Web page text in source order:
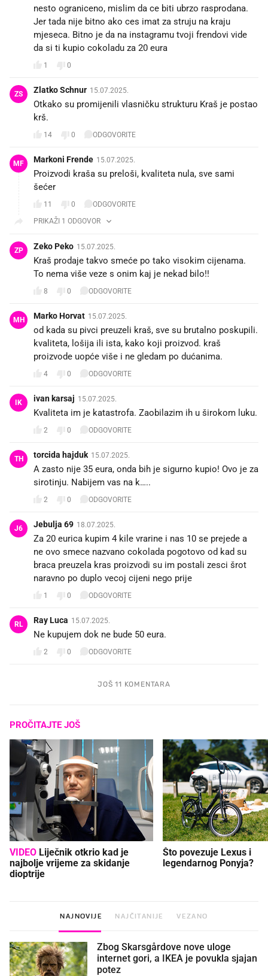
nesto ograniceno, mislim da ce biti ubrzo rasprodana.
Jer tada nije bitno ako ces imat za struju na kraju
mjeseca. Bitno je da na instagramu tvoji frendovi vide
da si ti kupio cokoladu za 20 eura
1 0
ZS Zlatko Schnur 15.07.2025.
Otkako su promijenili vlasničku strukturu Kraš je postao
krš.
14 0 ODGOVORITE
MF Markoni Frende 15.07.2025.
Proizvodi kraša su preloši, kvaliteta nula, sve sami
šećer
11 0
ODGOVORITE
PRIKAŽI 1 ODGOVOR
ZP Zeko Peko 15.07.2025.
Kraš prodaje takvo smeće po tako visokim cijenama.
To nema više veze s onim kaj je nekad bilo!!
8 0 ODGOVORITE
MH Marko Horvat 15.07.2025.
od kada su pivci preuzeli kraš, sve su brutalno poskupili.
kvaliteta, lošija ili ista, kako koji proizvod. kraš
proizvode uopće više i ne gledam po dućanima.
4 0 ODGOVORITE
IK ivan karsaj 15.07.2025.
Kvaliteta im je katastrofa. Zaobilazim ih u širokom luku.
2 0 ODGOVORITE
TH torcida hajduk 15.07.2025.
A zasto nije 35 eura, onda bih je sigurno kupio! Ovo je za
sirotinju. Nabijem vas na k…..
2 0 ODGOVORITE
J6 Jebulja 69 18.07.2025.
Za 20 eurica kupim 4 kile vrarine i nas 10 se prejede a
ne ovo smece nazvano cokolada pogotovo od kad su
braca preuzela kras proizvodi su im postali zesci šrot
naravno po duplo vecoj cijeni nego prije
1 0 ODGOVORITE
RL Ray Luca 15.07.2025.
Ne kupujem dok ne bude 50 eura.
2 0 ODGOVORITE
JOŠ 11 KOMENTARA
PROČITAJTE JOŠ
VIDEO
najbolje vrijeme za skidanje
dioptrije
Što povezuje Lexus i
legendarnog Ponyja?
NAJNOVIJE NAJČITANIJE VEZANO
Zbog Skarsgårdove nove uloge
internet gori, a IKEA je povukla sjajan
potez